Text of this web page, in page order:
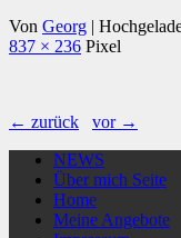
Von Georg |
837 × 236 Pixel
← zurück
vor →
NEWS
Über mich Seite
Home
Meine Angebote